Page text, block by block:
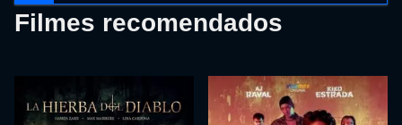
Filmes recomendados